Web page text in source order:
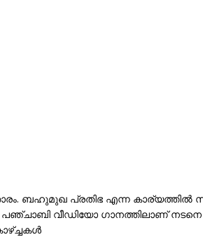
ബഹുമുഖ പ്രതിഭ എന്ന കാര്യത്തിൽ
വീഡിയോ ഗാനത്തിലാണ് നടനെ